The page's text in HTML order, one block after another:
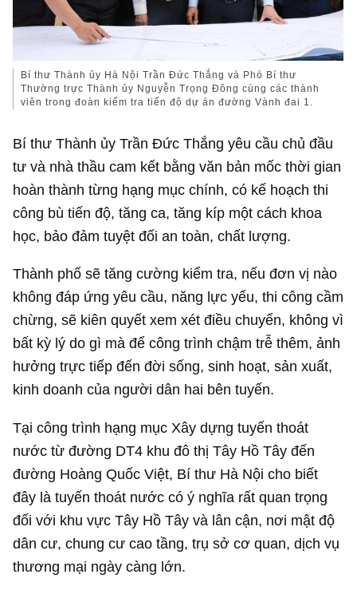
Bí thư Thành ủy Hà Nội Trần Đức Thắng và Phó Bí thư
Thường trực Thành ủy Nguyễn Trọng Đông cùng các thành
viên trong đoàn kiểm tra tiến độ dự án đường Vành đai 1.
Bí thư Thành ủy Trần Đức Thắng yêu cầu chủ đầu
tư và nhà thầu cam kết bằng văn bản mốc thời gian
hoàn thành từng hạng mục chính, có kế hoạch thi
công bù tiến độ, tăng ca, tăng kíp một cách khoa
học, bảo đảm tuyệt đối an toàn, chất lượng.
Thành phố sẽ tăng cường kiểm tra, nếu đơn vị nào
không đáp ứng yêu cầu, năng lực yếu, thi công cầm
chừng, sẽ kiên quyết xem xét điều chuyển, không vì
bất kỳ lý do gì mà để công trình chậm trễ thêm, ảnh
hưởng trực tiếp đến đời sống, sinh hoạt, sản xuất,
kinh doanh của người dân hai bên tuyến.
Tại công trình hạng mục Xây dựng tuyến thoát
nước từ đường DT4 khu đô thị Tây Hồ Tây đến
đường Hoàng Quốc Việt, Bí thư Hà Nội cho biết
đây là tuyến thoát nước có ý nghĩa rất quan trọng
đối với khu vực Tây Hồ Tây và lân cận, nơi mật độ
dân cư, chung cư cao tầng, trụ sở cơ quan, dịch vụ
thương mại ngày càng lớn.